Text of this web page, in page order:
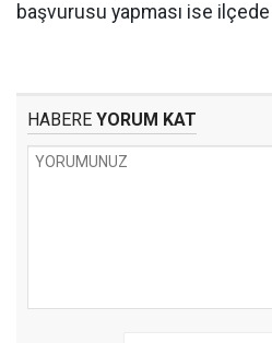
başvurusu yapması ise
HABERE YORUM KAT